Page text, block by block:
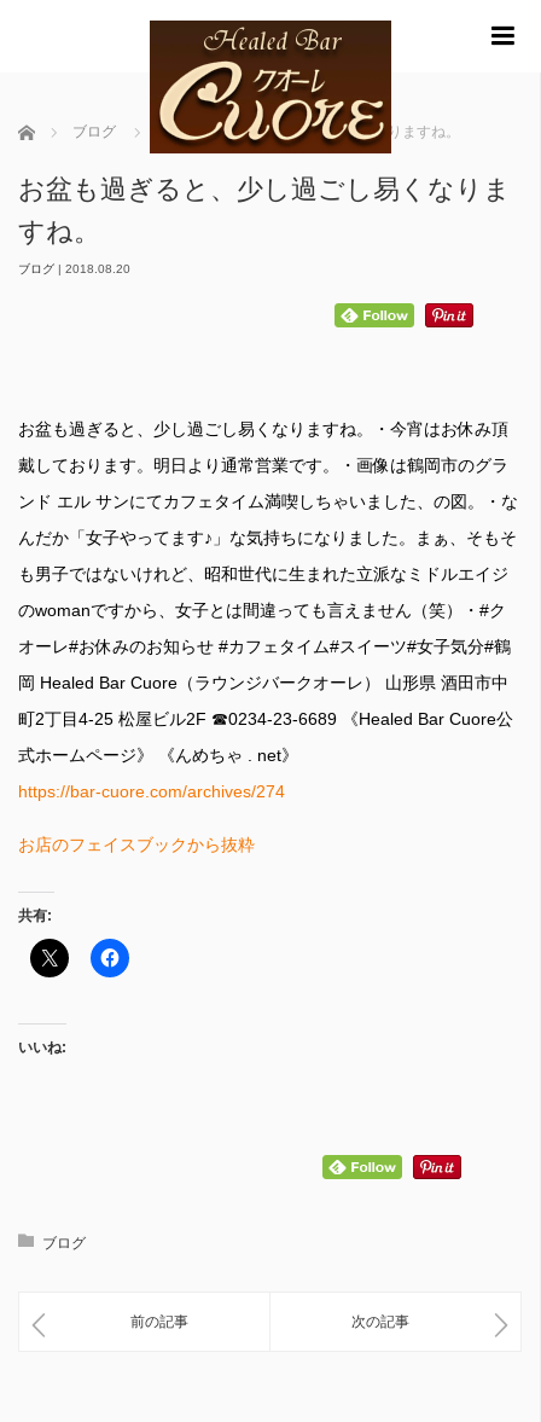
ホーム ブログ お盆も過ぎると、少し過ごし易くなりますね。
お盆も過ぎると、少し過ごし易くなりま
すね。
ブログ | 2018.08.20
お盆も過ぎると、少し過ごし易くなりますね。・今宵はお休み頂
戴しております。明日より通常営業です。・画像は鶴岡市のグラ
ンド エル サンにてカフェタイム満喫しちゃいました、の図。・な
んだか「女子やってます♪」な気持ちになりました。まぁ、そもそ
も男子ではないけれど、昭和世代に生まれた立派なミドルエイジ
のwomanですから、女子とは間違っても言えません（笑）・#ク
オーレ#お休みのお知らせ #カフェタイム#スイーツ#女子気分#鶴
岡 Healed Bar Cuore（ラウンジバークオーレ） 山形県 酒田市中
町2丁目4-25 松屋ビル2F ☎︎0234-23-6689 《Healed Bar Cuore公
式ホームページ》 《んめちゃ . net》
https://bar-cuore.com/archives/274
お店のフェイスブックから抜粋
共有:
いいね:
ブログ
前の記事 次の記事